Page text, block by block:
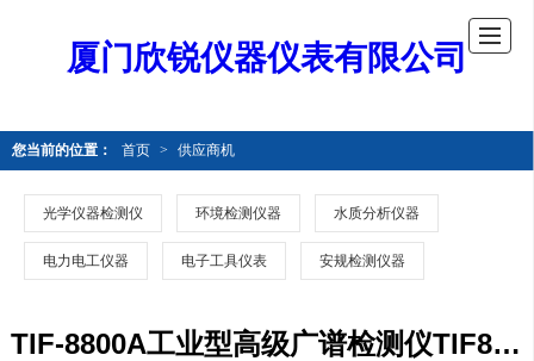
厦门欣锐仪器仪表有限公司
您当前的位置： 首页 > 供应商机
光学仪器检测仪 环境检测仪器 水质分析仪器
电力电工仪器 电子工具仪表 安规检测仪器
TIF-8800A工业型高级广谱检测仪TIF8800A